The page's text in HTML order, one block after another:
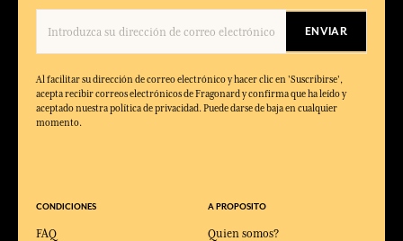
ENVIAR
Al facilitar su dirección de correo electrónico y hacer clic en 'Suscribirse',
acepta recibir correos electrónicos de Fragonard y confirma que ha leído y
aceptado nuestra política de privacidad. Puede darse de baja en cualquier
momento.
CONDICIONES
FAQ
A PROPOSITO
Quien somos?